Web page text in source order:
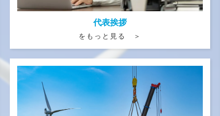
代表挨拶
をもっと見る ＞